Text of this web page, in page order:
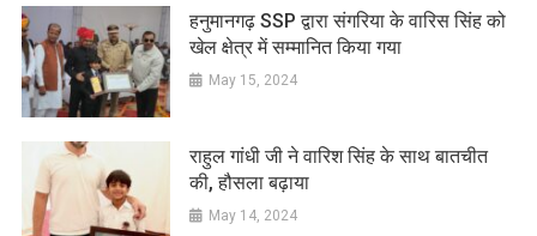
हनुमानगढ़ SSP द्वारा संगरिया के वारिस सिंह को
खेल क्षेत्र में सम्मानित किया गया
May 15, 2024
राहुल गांधी जी ने वारिश सिंह के साथ बातचीत
की, हौसला बढ़ाया
May 14, 2024